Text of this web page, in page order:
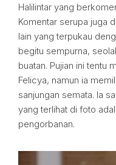
Halilintar yang
Komentar serupa juga
lain yang terpukau
begitu sempurna,
buatan. Pujian ini tentu
Felicya, namun ia
sanjungan semata. Ia
yang terlihat di foto
pengorbanan.